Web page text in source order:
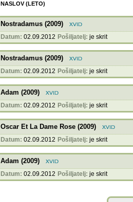
NASLOV (LETO)
Nostradamus (2009)
Datum: 02.09.2012 Pošiljatelj: je skrit
Nostradamus (2009)
Datum: 02.09.2012 Pošiljatelj: je skrit
Adam (2009)
Datum: 02.09.2012 Pošiljatelj: je skrit
Oscar Et La Dame Rose (2009)
Datum: 02.09.2012 Pošiljatelj: je skrit
Adam (2009)
Datum: 02.09.2012 Pošiljatelj: je skrit